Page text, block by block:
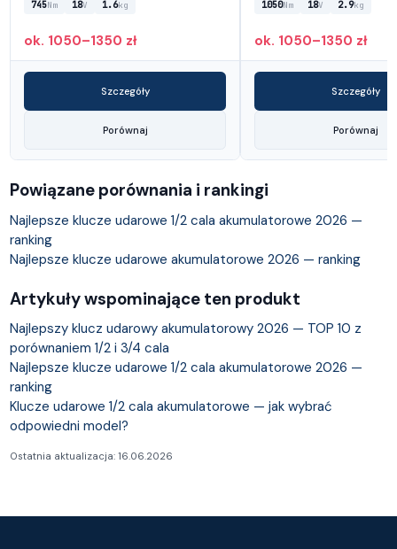
745Nm 18V 1.6kg
ok. 1050–1350 zł
Szczegóły
Porównaj
1050Nm 18V 2.9kg
ok. 1050–1350 zł
Szczegóły
Porównaj
Powiązane porównania i rankingi
Najlepsze klucze udarowe 1/2 cala akumulatorowe 2026 —
ranking
Najlepsze klucze udarowe akumulatorowe 2026 — ranking
Artykuły wspominające ten produkt
Najlepszy klucz udarowy akumulatorowy 2026 — TOP 10 z
porównaniem 1/2 i 3/4 cala
Najlepsze klucze udarowe 1/2 cala akumulatorowe 2026 —
ranking
Klucze udarowe 1/2 cala akumulatorowe — jak wybrać
odpowiedni model?
Ostatnia aktualizacja: 16.06.2026